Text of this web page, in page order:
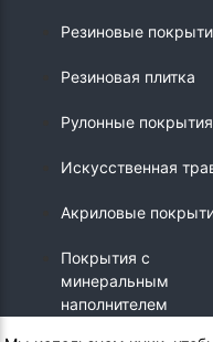
Резиновые
Резиновая плитка
Рулонные покрытия
Искусственная
Акриловые
Покрытия с
минеральным
наполнителем